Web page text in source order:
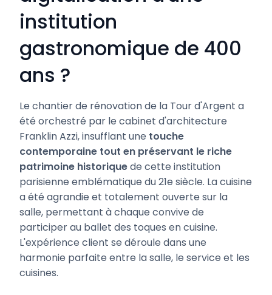
institution
gastronomique de 400
ans ?
Le chantier de rénovation de la Tour d'Argent a
été orchestré par le cabinet d'architecture
Franklin Azzi, insufflant une touche
contemporaine tout en préservant le riche
patrimoine historiquede cette institution
parisienne emblématique du 21e siècle. La cuisine
a été agrandie et totalement ouverte sur la
salle, permettant à chaque convive de
participer au ballet des toques en cuisine.
L'expérience client se déroule dans une
harmonie parfaite entre la salle, le service et les
cuisines.